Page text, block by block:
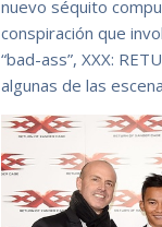
nuevo séquito
conspiración que
“bad-ass”, XXX:
algunas de las